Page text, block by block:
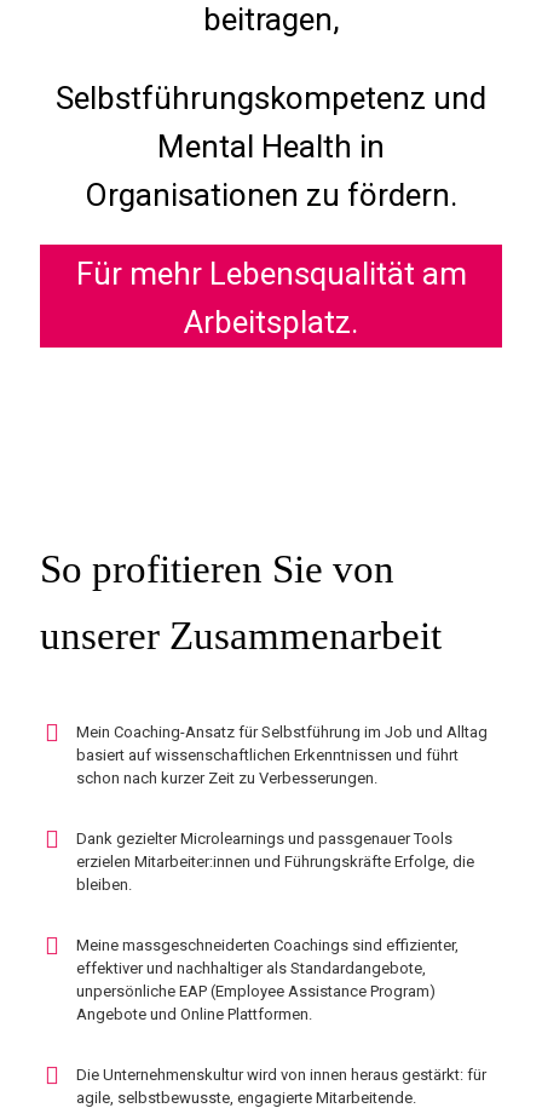
beitragen,
Selbstführungskompetenz und
Mental Health in
Organisationen zu fördern.
Für mehr Lebensqualität am
Arbeitsplatz.
So profitieren Sie von
unserer Zusammenarbeit
Mein Coaching-Ansatz für Selbstführung im Job und Alltag
basiert auf wissenschaftlichen Erkenntnissen und führt
schon nach kurzer Zeit zu Verbesserungen.
Dank gezielter Microlearnings und passgenauer Tools
erzielen Mitarbeiter:innen und Führungskräfte Erfolge, die
bleiben.
Meine massgeschneiderten Coachings sind effizienter,
effektiver und nachhaltiger als Standardangebote,
unpersönliche EAP (Employee Assistance Program)
Angebote und Online Plattformen.
Die Unternehmenskultur wird von innen heraus gestärkt: für
agile, selbstbewusste, engagierte Mitarbeitende.